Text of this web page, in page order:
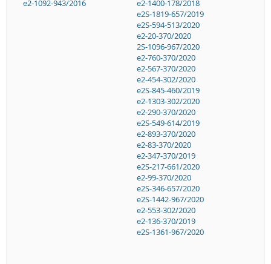
e2-1092-943/2016
e2-1400-178/2018
e2S-1819-657/2019
e2S-594-513/2020
e2-20-370/2020
2S-1096-967/2020
e2-760-370/2020
e2-567-370/2020
e2-454-302/2020
e2S-845-460/2019
e2-1303-302/2020
e2-290-370/2020
e2S-549-614/2019
e2-893-370/2020
e2-83-370/2020
e2-347-370/2019
e2S-217-661/2020
e2-99-370/2020
e2S-346-657/2020
e2S-1442-967/2020
e2-553-302/2020
e2-136-370/2019
e2S-1361-967/2020